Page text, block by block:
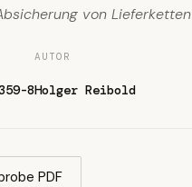
von Lieferketten
8
AUTOR
Holger Reibold
PDF